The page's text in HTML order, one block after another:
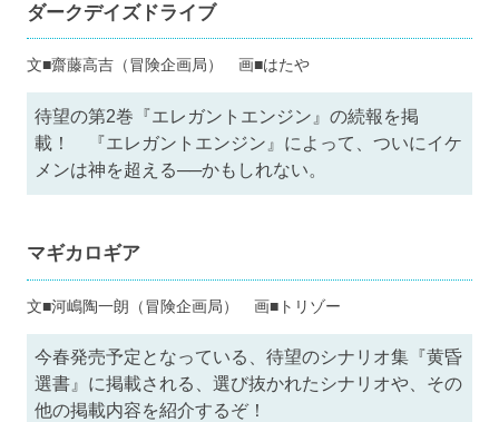
ダークデイズドライブ
文■齋藤高吉（冒険企画局） 画■はたや
待望の第2巻『エレガントエンジン』の続報を掲
載！ 『エレガントエンジン』によって、ついにイケ
メンは神を超える──かもしれない。
マギカロギア
文■河嶋陶一朗（冒険企画局） 画■トリゾー
今春発売予定となっている、待望のシナリオ集『黄昏
選書』に掲載される、選び抜かれたシナリオや、その
他の掲載内容を紹介するぞ！